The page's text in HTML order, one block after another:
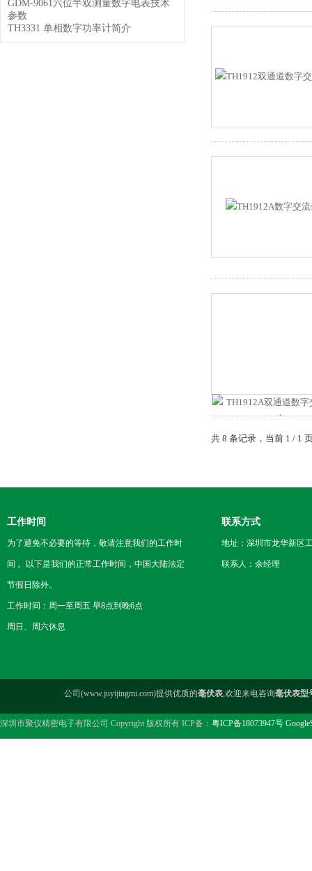
GDM-9061六位半双测量数字电表技术
参数
TH3331 单相数字功率计简介
共 8 条记录，当前 1 / 1
工作时间
为了避免不必要的等待，敬请注意我们的工作时
间 。以下是我们的正常工作时间，中国大陆法定
节假日除外。
工作时间：周一至周五 早8点到晚6点
周日、周六休息
联系方式
地址：深圳市龙华新区
联系人：余经理
公司(www.juyijingmi.com)提供优质的毫伏表,欢迎来电咨询毫伏表型
深圳市聚仪精密电子有限公司 Copyright 版权所有 ICP备： 粤ICP备18073947号